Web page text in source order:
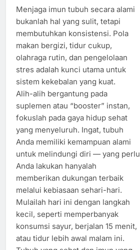
Menjaga imun tubuh secara alami
bukanlah hal yang sulit, tetapi
membutuhkan konsistensi. Pola
makan bergizi, tidur cukup,
olahraga rutin, dan pengelolaan
stres adalah kunci utama untuk
sistem kekebalan yang kuat.
Alih-alih bergantung pada
suplemen atau “booster” instan,
fokuslah pada gaya hidup sehat
yang menyeluruh. Ingat, tubuh
Anda memiliki kemampuan alami
untuk melindungi diri — yang perlu
Anda lakukan hanyalah
memberikan dukungan terbaik
melalui kebiasaan sehari-hari.
Mulailah hari ini dengan langkah
kecil, seperti memperbanyak
konsumsi sayur, berjalan 15 menit,
atau tidur lebih awal malam ini.